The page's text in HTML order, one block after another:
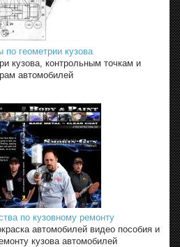
по геометрии кузова
кузова, контрольным точкам и
автомобилей
по кузовному ремонту
автомобилей видео пособия и
кузова автомобилей